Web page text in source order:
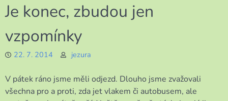
všedního
dne
Je konec, zbudou jen
vzpomínky
22. 7. 2014 jezura
V pátek ráno jsme měli odjezd. Dlouho jsme zvažovali
všechna pro a proti, zda jet vlakem či autobusem, ale